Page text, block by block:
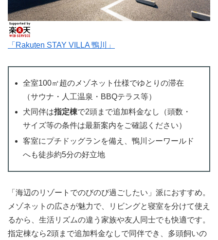
「Rakuten STAY VILLA 鴨川」
全室100㎡超のメゾネット仕様でゆとりの滞在
（サウナ・人工温泉・BBQテラス等）
犬同伴は指定棟で2頭まで追加料金なし（頭数・
サイズ等の条件は最新案内をご確認ください）
客室にプチドッグランを備え、鴨川シーワールド
へも徒歩約5分の好立地
「海辺のリゾートでのびのび過ごしたい」派におすすめ。
メゾネットの広さが魅力で、リビングと寝室を分けて使え
るから、生活リズムの違う家族や友人同士でも快適です。
指定棟なら2頭まで追加料金なしで同伴でき、多頭飼いの